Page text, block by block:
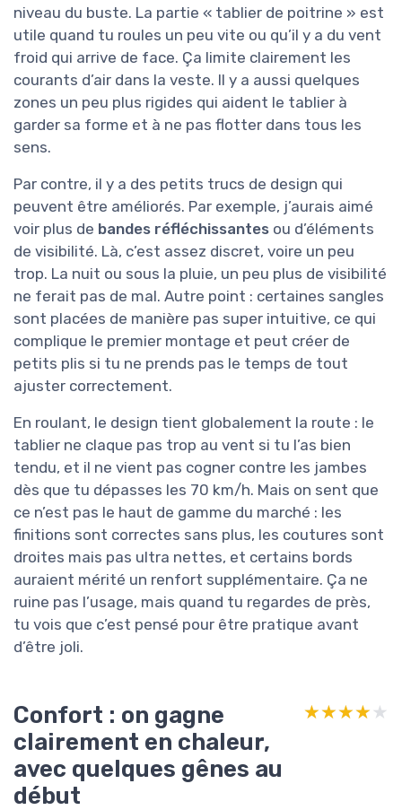
niveau du buste. La partie « tablier de poitrine » est
utile quand tu roules un peu vite ou qu’il y a du vent
froid qui arrive de face. Ça limite clairement les
courants d’air dans la veste. Il y a aussi quelques
zones un peu plus rigides qui aident le tablier à
garder sa forme et à ne pas flotter dans tous les
sens.
Par contre, il y a des petits trucs de design qui
peuvent être améliorés. Par exemple, j’aurais aimé
voir plus de bandes réfléchissantes ou d’éléments
de visibilité. Là, c’est assez discret, voire un peu
trop. La nuit ou sous la pluie, un peu plus de visibilité
ne ferait pas de mal. Autre point : certaines sangles
sont placées de manière pas super intuitive, ce qui
complique le premier montage et peut créer de
petits plis si tu ne prends pas le temps de tout
ajuster correctement.
En roulant, le design tient globalement la route : le
tablier ne claque pas trop au vent si tu l’as bien
tendu, et il ne vient pas cogner contre les jambes
dès que tu dépasses les 70 km/h. Mais on sent que
ce n’est pas le haut de gamme du marché : les
finitions sont correctes sans plus, les coutures sont
droites mais pas ultra nettes, et certains bords
auraient mérité un renfort supplémentaire. Ça ne
ruine pas l’usage, mais quand tu regardes de près,
tu vois que c’est pensé pour être pratique avant
d’être joli.
Confort : on gagne
clairement en chaleur,
avec quelques gênes au
début
★★★★★
★★★★★